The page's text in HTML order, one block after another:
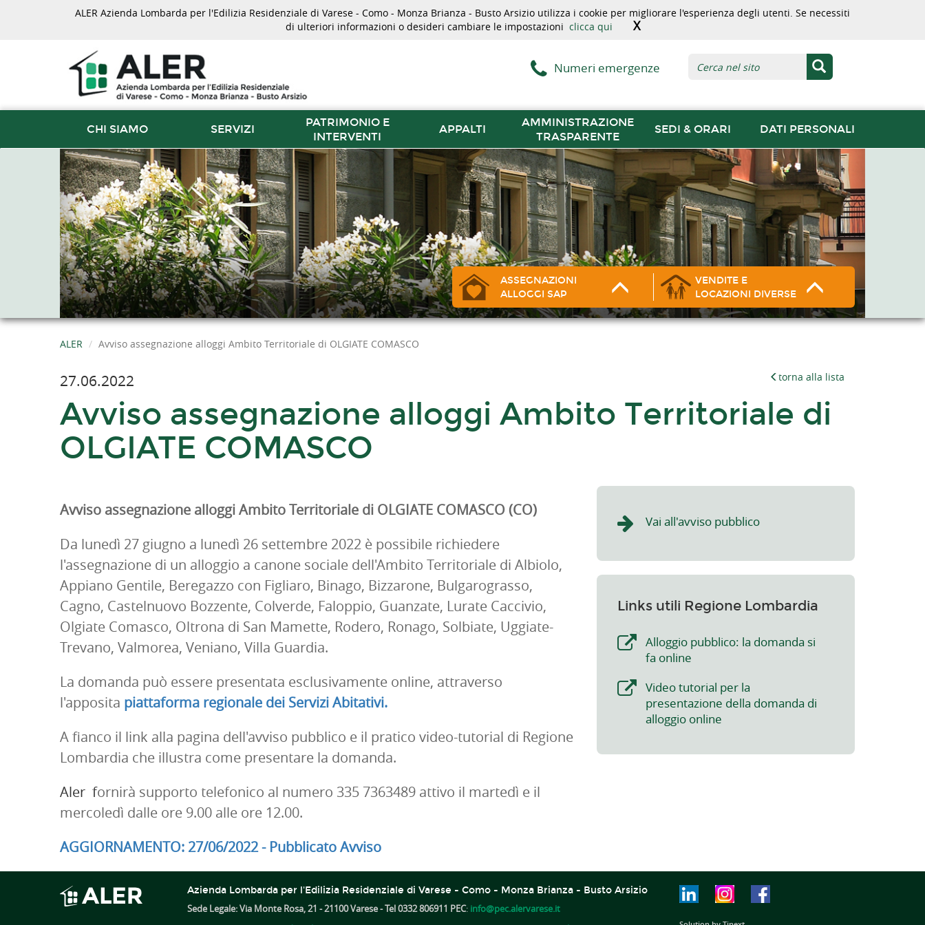
ALER Azienda Lombarda per l'Edilizia Residenziale di Varese - Como - Monza Brianza - Busto Arsizio utilizza i cookie per migliorare l'esperienza degli utenti. Se necessiti
di ulteriori informazioni o desideri cambiare le impostazioni clicca qui X
Numeri emergenze
CHI SIAMO SERVIZI
PATRIMONIO E
INTERVENTI
APPALTI
AMMINISTRAZIONE
TRASPARENTE
SEDI & ORARI DATI PERSONALI
ASSEGNAZIONI
ALLOGGI SAP
VENDITE E
LOCAZIONI DIVERSE
ALER Avviso assegnazione alloggi Ambito Territoriale di OLGIATE COMASCO
27.06.2022 torna alla lista
Avviso assegnazione alloggi Ambito Territoriale di
OLGIATE COMASCO
Avviso assegnazione alloggi Ambito Territoriale di OLGIATE COMASCO (CO)
Da lunedì 27 giugno a lunedì 26 settembre 2022 è possibile richiedere
l'assegnazione di un alloggio a canone sociale dell'Ambito Territoriale di Albiolo,
Appiano Gentile, Beregazzo con Figliaro, Binago, Bizzarone, Bulgarograsso,
Cagno, Castelnuovo Bozzente, Colverde, Faloppio, Guanzate, Lurate Caccivio,
Olgiate Comasco, Oltrona di San Mamette, Rodero, Ronago, Solbiate, Uggiate-
Trevano, Valmorea, Veniano, Villa Guardia.
La domanda può essere presentata esclusivamente online, attraverso
l'apposita piattaforma regionale dei Servizi Abitativi.
A fianco il link alla pagina dell'avviso pubblico e il pratico video-tutorial di Regione
Lombardia che illustra come presentare la domanda.
Aler fornirà supporto telefonico al numero 335 7363489 attivo il martedì e il
mercoledì dalle ore 9.00 alle ore 12.00.
AGGIORNAMENTO: 27/06/2022 - Pubblicato Avviso
Vai all'avviso pubblico
Links utili Regione Lombardia
Alloggio pubblico: la domanda si
fa online
Video tutorial per la
presentazione della domanda di
alloggio online
Azienda Lombarda per l'Edilizia Residenziale di Varese - Como - Monza Brianza - Busto Arsizio
Sede Legale: Via Monte Rosa, 21 - 21100 Varese - Tel 0332 806911 PEC: info@pec.alervarese.it